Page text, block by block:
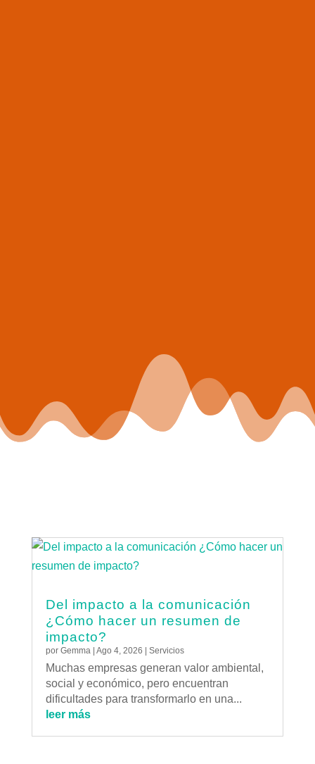
Del impacto a la comunicación
¿Cómo hacer un resumen de
impacto?
por Gemma| Ago 4, 2026 Servicios
Muchas empresas generan valor ambiental,
social y económico, pero encuentran
dificultades para transformarlo en una...
leer más